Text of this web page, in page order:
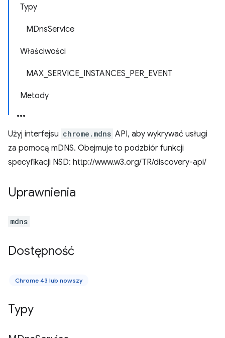
Typy
MDnsService
Właściwości
MAX_SERVICE_INSTANCES_PER_EVENT
Metody
Użyj interfejsu chrome.mdns API, aby wykrywać usługi
za pomocą mDNS. Obejmuje to podzbiór funkcji
specyfikacji NSD: http://www.w3.org/TR/discovery-api/
Uprawnienia
mdns
Dostępność
Chrome 43 lub nowszy
Typy